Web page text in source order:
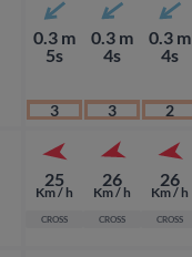
0.3 m
5s
3
25
Km / h
CROSS
0.3 m
4s
3
26
Km / h
CROSS
0.3 m
4s
2
26
Km / h
CROSS